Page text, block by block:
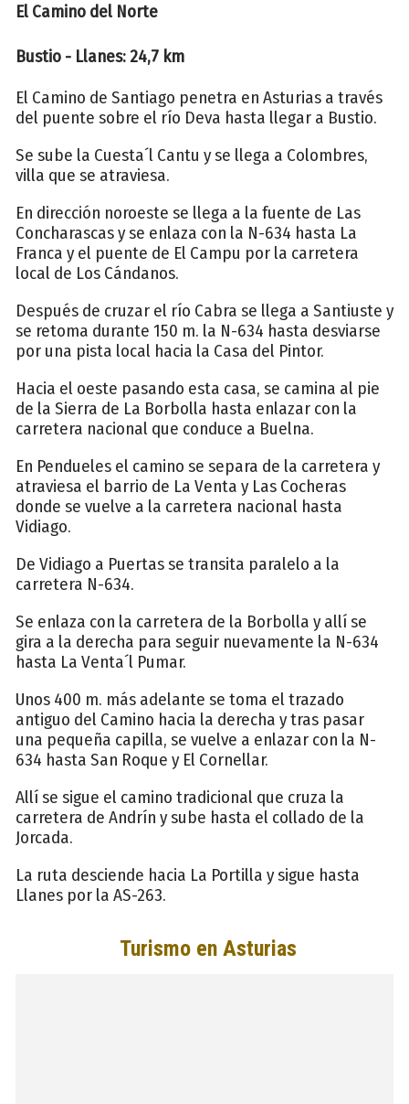
El Camino del Norte
Bustio - Llanes: 24,7 km
El Camino de Santiago penetra en Asturias a través
del puente sobre el río Deva hasta llegar a Bustio.
Se sube la Cuesta´l Cantu y se llega a Colombres,
villa que se atraviesa.
En dirección noroeste se llega a la fuente de Las
Concharascas y se enlaza con la N-634 hasta La
Franca y el puente de El Campu por la carretera
local de Los Cándanos.
Después de cruzar el río Cabra se llega a Santiuste y
se retoma durante 150 m. la N-634 hasta desviarse
por una pista local hacia la Casa del Pintor.
Hacia el oeste pasando esta casa, se camina al pie
de la Sierra de La Borbolla hasta enlazar con la
carretera nacional que conduce a Buelna.
En Pendueles el camino se separa de la carretera y
atraviesa el barrio de La Venta y Las Cocheras
donde se vuelve a la carretera nacional hasta
Vidiago.
De Vidiago a Puertas se transita paralelo a la
carretera N-634.
Se enlaza con la carretera de la Borbolla y allí se
gira a la derecha para seguir nuevamente la N-634
hasta La Venta´l Pumar.
Unos 400 m. más adelante se toma el trazado
antiguo del Camino hacia la derecha y tras pasar
una pequeña capilla, se vuelve a enlazar con la N-
634 hasta San Roque y El Cornellar.
Allí se sigue el camino tradicional que cruza la
carretera de Andrín y sube hasta el collado de la
Jorcada.
La ruta desciende hacia La Portilla y sigue hasta
Llanes por la AS-263.